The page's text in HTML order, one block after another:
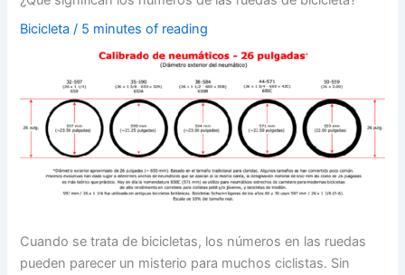
Bicicleta / 5 minutes of reading
Cuando se trata de bicicletas, los números en las ruedas
pueden parecer un misterio para muchos ciclistas. Sin